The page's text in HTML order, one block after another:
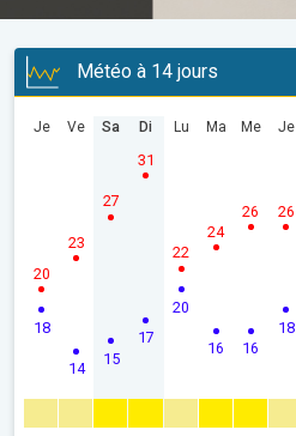
Météo à 14 jours
Je
18
20
Ve
14
23
Sa
15
27
Di
17
31
Lu
20
22
Ma
16
24
Me
16
26
Je
18
26